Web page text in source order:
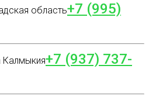
область+7 (995)
Калмыкия+7 (937) 737-